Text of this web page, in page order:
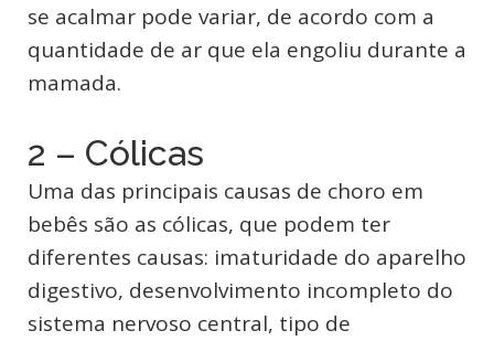
se acalmar pode variar, de acordo com a
quantidade de ar que ela engoliu durante a
mamada.
2 – Cólicas
Uma das principais causas de choro em
bebês são as cólicas, que podem ter
diferentes causas: imaturidade do aparelho
digestivo, desenvolvimento incompleto do
sistema nervoso central, tipo de